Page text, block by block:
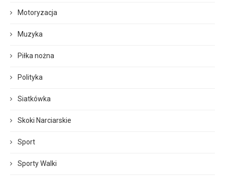
Motoryzacja
Muzyka
Piłka nożna
Polityka
Siatkówka
Skoki Narciarskie
Sport
Sporty Walki